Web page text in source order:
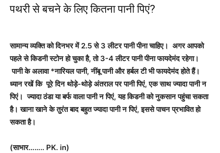
पथरी से बचने के लिए कितना पानी पिएं?
सामान्य व्यक्ति को दिनभर में 2.5 से 3 लीटर पानी पीना चाहिए। अगर आपको
पहले से किडनी स्टोन हो चुका है, तो 3-4 लीटर पानी पीना फायदेमंद रहेगा।
पानी के अलावा *नारियल पानी, नींबू पानी और हर्बल टी भी फायदेमंद होते हैं।
ध्यान रखें कि पूरे दिन थोड़े-थोड़े अंतराल पर पानी पिएं, एक साथ ज्यादा पानी न
पिएं। ज्यादा ठंडा या बर्फ वाला पानी न पिएं, यह किडनी को नुकसान पहुंचा सकता
है। खाना खाने के तुरंत बाद बहुत ज्यादा पानी न पिएं, इससे पाचन प्रभावित हो
सकता है।
(साभार…….. PK. in)